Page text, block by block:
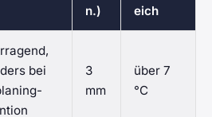
n.)
eich
bei
3
mm
über 7
°C